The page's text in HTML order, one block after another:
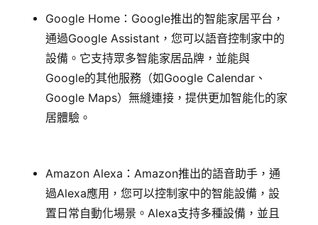
Google Home：Google推出的智能家居平台，
通過Google Assistant，您可以語音控制家中的
設備。它支持眾多智能家居品牌，並能與
Google的其他服務（如Google Calendar、
Google Maps）無縫連接，提供更加智能化的家
居體驗。
Amazon Alexa：Amazon推出的語音助手，通
過Alexa應用，您可以控制家中的智能設備，設
置日常自動化場景。Alexa支持多種設備，並且